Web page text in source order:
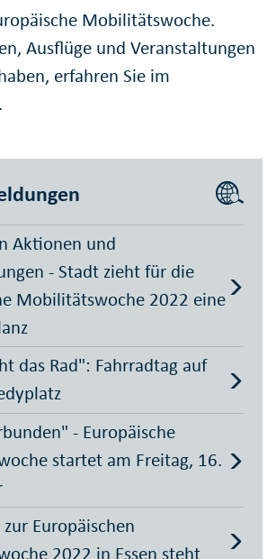
Mobilitätswoche.
Ausflüge und Veranstaltungen
erfahren Sie im
Aktionen und
- Stadt zieht für die
Mobilitätswoche 2022 eine
das Rad": Fahrradtag auf
- Europäische
startet am Freitag, 16.
Europäischen
2022 in Essen steht